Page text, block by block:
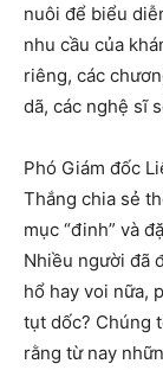
nuôi để biểu
nhu cầu của
riêng, các
dã, các nghệ sĩ
Phó Giám đốc
Thắng chia sẻ
mục “đinh” và
Nhiều người đã
hổ hay voi nữa,
tụt dốc? Chúng
rằng từ nay